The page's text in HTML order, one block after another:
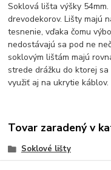
Soklová lišta výšky
drevodekorov. Lišty majú
tesnenie, vďaka čomu
nedostávajú sa pod ne
soklovým lištám majú
strede drážku do ktorej
využiť aj na ukrytie káblov.
Tovar zaradený v
Soklové lišty